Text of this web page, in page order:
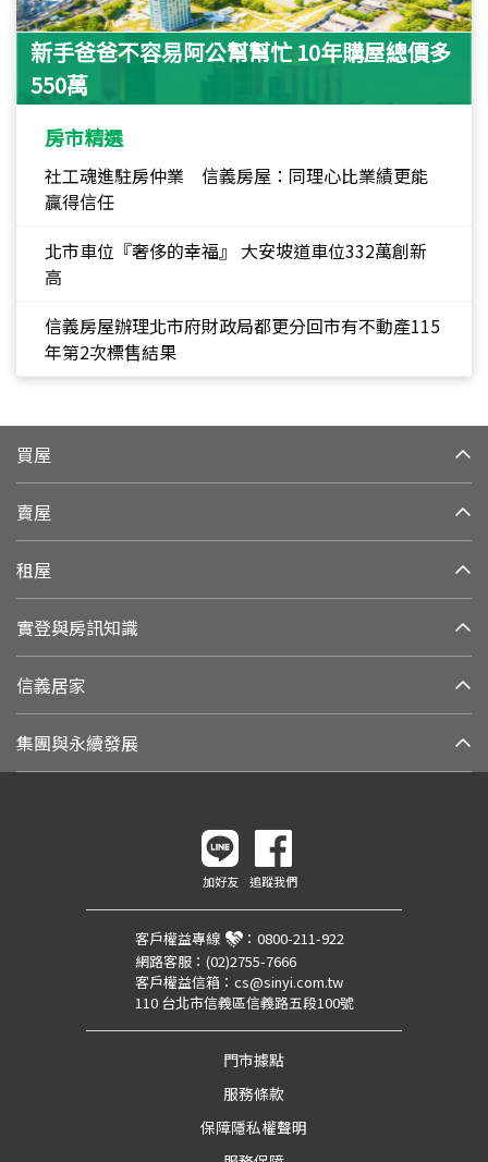
新手爸爸不容易阿公幫幫忙 10年購屋總價多
550萬
房市精選
社工魂進駐房仲業 信義房屋：同理心比業績更能
贏得信任
北市車位『奢侈的幸福』 大安坡道車位332萬創新
高
信義房屋辦理北市府財政局都更分回市有不動產115
年第2次標售結果
買屋
賣屋
租屋
實登與房訊知識
信義居家
集團與永續發展
加好友 追蹤我們
客戶權益專線 ： 0800-211-922
網路客服： (02)2755-7666
客戶權益信箱： cs@sinyi.com.tw
110 台北市信義區信義路五段100號
門市據點
服務條款
保障隱私權聲明